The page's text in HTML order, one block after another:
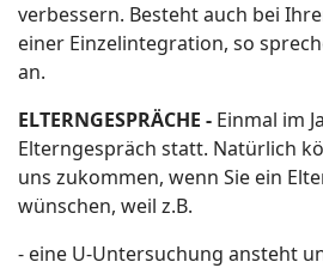
verbessern. Besteht auch bei
einer Einzelintegration, so
an.
ELTERNGESPRÄCHE - Einmal im
Elterngespräch statt. Natürlich
uns zukommen, wenn Sie ein
wünschen, weil z.B.
- eine U-Untersuchung ansteht